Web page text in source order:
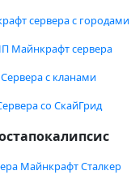
сервера с городами
Майнкрафт сервера
Сервера с кланами
со СкайГрид
Майнкрафт Сталкер